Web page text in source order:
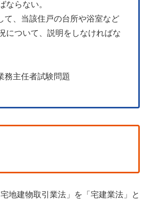
ならない。
、当該住戸の台所や浴室など
について、説明をしなければな
務主任者試験問題
地建物取引業法」を「宅建業法」と